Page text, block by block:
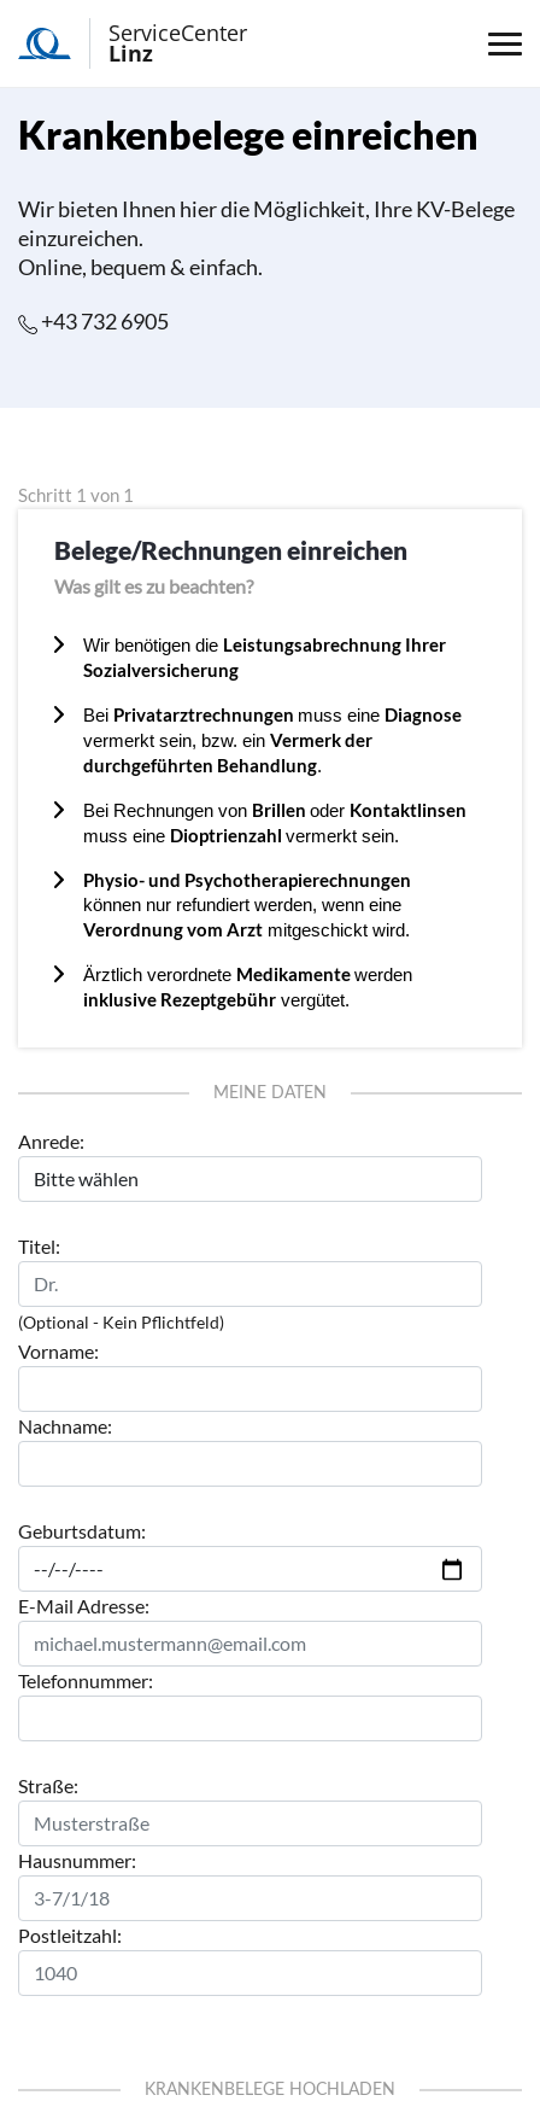
ServiceCenter
Linz
Krankenbelege einreichen
Wir bieten Ihnen hier die Möglichkeit, Ihre KV-Belege
einzureichen.
Online, bequem & einfach.
+43 732 6905
Schritt 1 von 1
MEINE DATEN
Anrede:
Titel:
(Optional - Kein Pflichtfeld)
Vorname:
Nachname:
Geburtsdatum:
E-Mail Adresse:
Telefonnummer:
Straße:
Hausnummer:
Postleitzahl:
KRANKENBELEGE HOCHLADEN
Belege/Rechnungen einreichen
Was gilt es zu beachten?
Wir benötigen die Leistungsabrechnung Ihrer
Sozialversicherung
Bei Privatarztrechnungen muss eine Diagnose
vermerkt sein, bzw. ein Vermerk der
durchgeführten Behandlung.
Bei Rechnungen von Brillen oder Kontaktlinsen
muss eine Dioptrienzahl vermerkt sein.
Physio- und Psychotherapierechnungen
können nur refundiert werden, wenn eine
Verordnung vom Arzt mitgeschickt wird.
Ärztlich verordnete Medikamentewerden
inklusive Rezeptgebühr vergütet.